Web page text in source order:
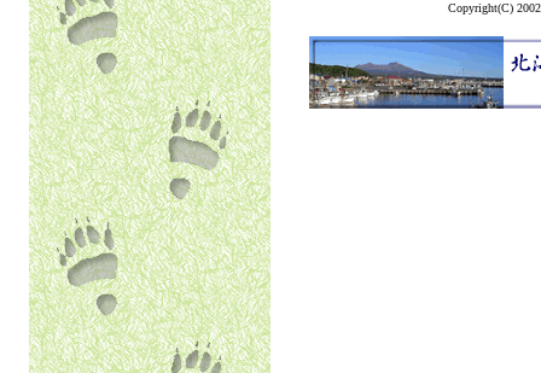
Copyright(C)